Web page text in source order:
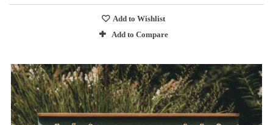
Add to Wishlist
Add to Compare